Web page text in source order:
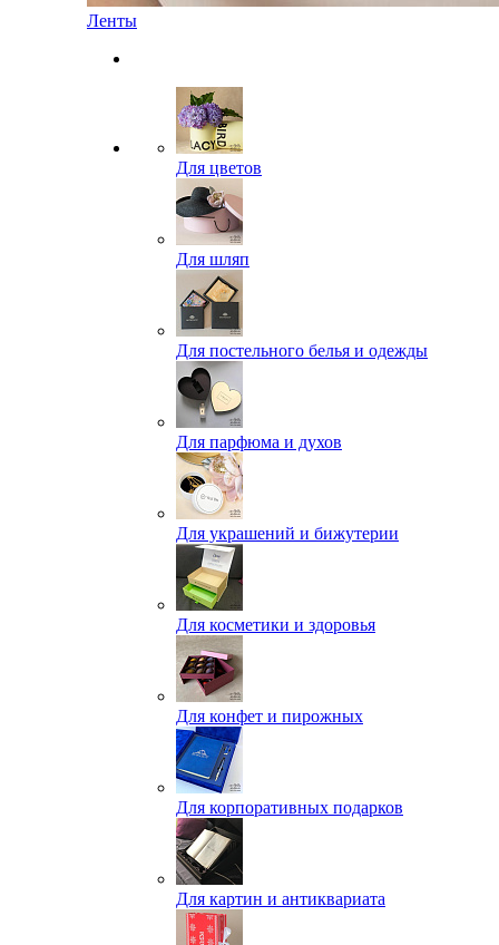
Ленты
Для цветов
Для шляп
Для постельного белья и одежды
Для парфюма и духов
Для украшений и бижутерии
Для косметики и здоровья
Для конфет и пирожных
Для корпоративных подарков
Для картин и антиквариата